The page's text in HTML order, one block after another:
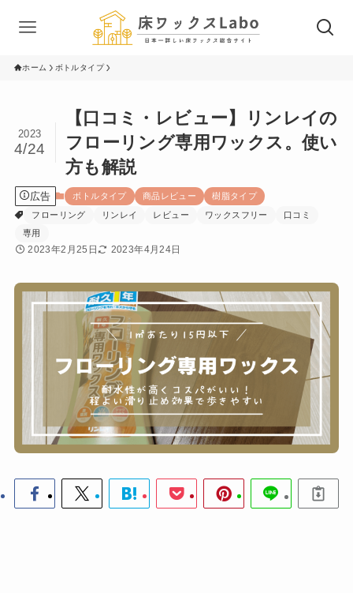
ホーム ボトルタイプ
【口コミ・レビュー】リンレイの
フローリング専用ワックス。使い
方も解説
2023
4/24
広告 ボトルタイプ 商品レビュー
樹脂タイプ
フローリング
リンレイ レビュー ワックスフリー
口コミ
専用
2023年2月25日 2023年4月24日